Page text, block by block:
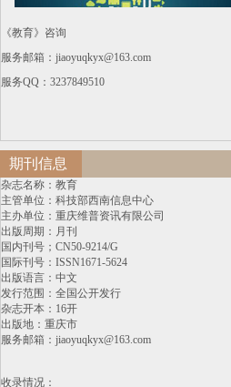
《教育》咨询
服务邮箱：jiaoyuqkyx@163.com
服务QQ：3237849510
期刊信息
杂志名称：教育
主管单位：科技部西南信息中心
主办单位：重庆维普资讯有限公司
出版周期：月刊
国内刊号；CN50-9214/G
国际刊号：ISSN1671-5624
出版语言：中文
发行范围：全国公开发行
杂志开本：16开
出版地：重庆市
服务邮箱：jiaoyuqkyx@163.com
收录情况：